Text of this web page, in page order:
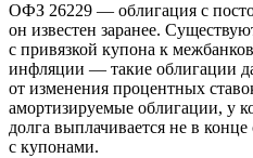
ОФЗ 26229 — облигация с
он известен заранее.
с привязкой купона к
инфляции — такие облигации
от изменения процентных
амортизируемые облигации, у
долга выплачивается не в
с купонами.